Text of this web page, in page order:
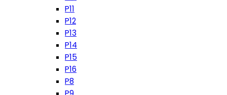
P11
P12
P13
P14
P15
P16
P8